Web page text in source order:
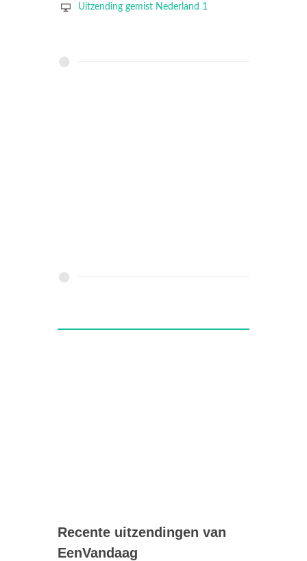
Uitzending gemist Nederland 1
Recente uitzendingen van
EenVandaag